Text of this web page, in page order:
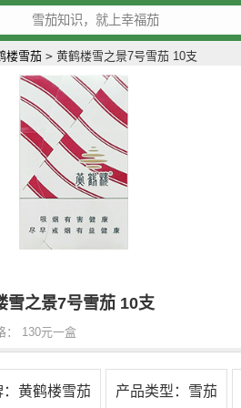
楼雪茄 > 黄鹤楼雪之景7号雪茄 10支
雪之景7号雪茄 10支
： 130元一盒
：黄鹤楼雪茄 产品类型：雪茄